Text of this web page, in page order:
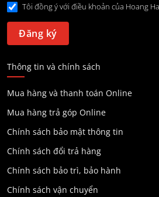
Tôi đồng ý với điều khoản của Hoang
Thông tin và chính sách
Mua hàng và thanh toán Online
Mua hàng trả góp Online
Chính sách bảo mật thông tin
Chính sách đổi trả hàng
Chính sách bảo trì, bảo hành
Chính sách vận chuyển